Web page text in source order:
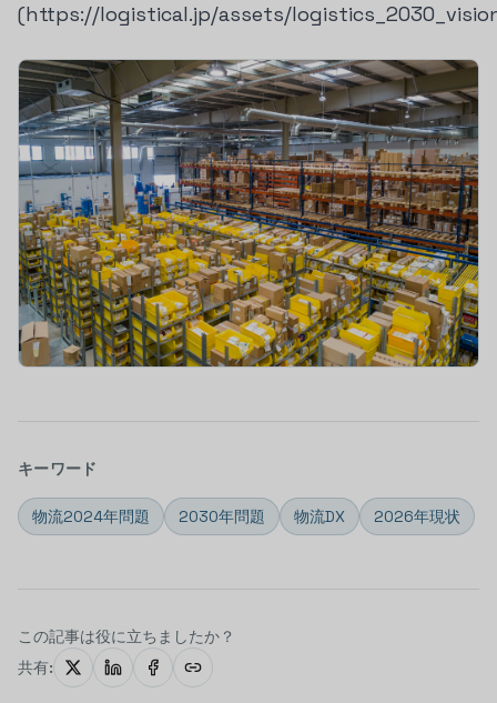
(https://logistical.jp/assets/
キーワード
物流2024年問題 2030年問題 物流DX 2026年現状
この記事は役に立ちましたか？
共有: